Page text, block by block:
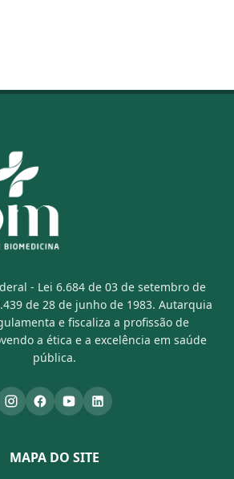
- Lei 6.684 de 03 de setembro de
de 28 de junho de 1983. Autarquia
e fiscaliza a profissão de
a ética e a excelência em saúde
pública.
MAPA DO SITE